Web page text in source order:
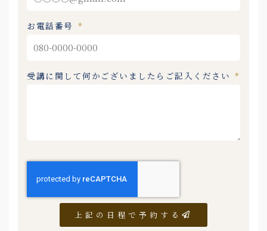
お電話番号
受講に関して何かございましたらご記入ください
上記の日程で予約する